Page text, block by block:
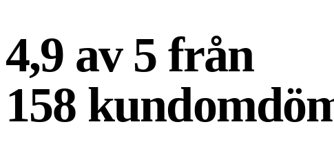
4,9 av 5 från
158